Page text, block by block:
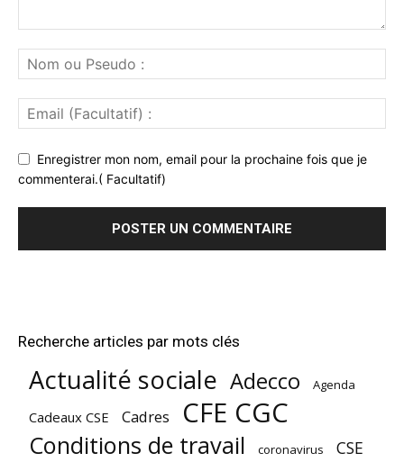
Enregistrer mon nom, email pour la prochaine fois que je
commenterai.( Facultatif)
Recherche articles par mots clés
Actualité sociale Adecco Agenda
Cadeaux CSE Cadres CFE CGC
Conditions de travail coronavirus CSE